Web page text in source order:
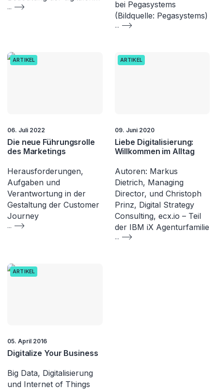
...
bei Pegasystems
(Bildquelle: Pegasystems)​
...
ARTIKEL
06. Juli 2022
Die neue Führungsrolle
des Marketings
Herausforderungen,
Aufgaben und
Verantwortung in der
Gestaltung der Customer
Journey
...
ARTIKEL
09. Juni 2020
Liebe Digitalisierung:
Willkommen im Alltag
Autoren: Markus
Dietrich, Managing
Director, und Christoph
Prinz, Digital Strategy
Consulting, ecx.io – Teil
der IBM iX Agenturfamilie
...
ARTIKEL
05. April 2016
Digitalize Your Business
Big Data, Digitalisierung
und Internet of Things